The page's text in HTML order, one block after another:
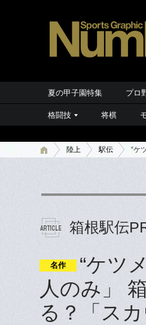
夏の甲子園特集 プロ
格闘技 将棋
陸上 駅伝 “ケ
箱根駅伝
名作
“ケツ
人のみ」
る？「ス